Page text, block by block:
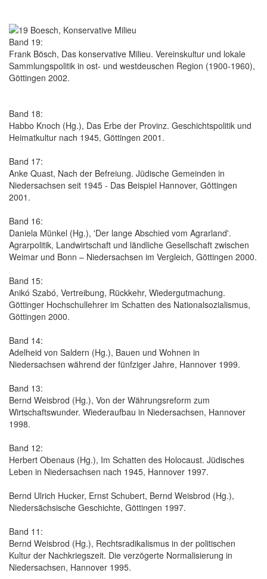
Band 19:
Frank Bösch, Das konservative Milieu. Vereinskultur und lokale
Sammlungspolitik in ost- und westdeuschen Region (1900-1960),
Göttingen 2002.
Band 18:
Habbo Knoch (Hg.), Das Erbe der Provinz. Geschichtspolitik und
Heimatkultur nach 1945, Göttingen 2001.
Band 17:
Anke Quast, Nach der Befreiung. Jüdische Gemeinden in
Niedersachsen seit 1945 - Das Beispiel Hannover, Göttingen
2001.
Band 16:
Daniela Münkel (Hg.), 'Der lange Abschied vom Agrarland'.
Agrarpolitik, Landwirtschaft und ländliche Gesellschaft zwischen
Weimar und Bonn – Niedersachsen im Vergleich, Göttingen 2000.
Band 15:
Anikó Szabó, Vertreibung, Rückkehr, Wiedergutmachung.
Göttinger Hochschullehrer im Schatten des Nationalsozialismus,
Göttingen 2000.
Band 14:
Adelheid von Saldern (Hg.), Bauen und Wohnen in
Niedersachsen während der fünfziger Jahre, Hannover 1999.
Band 13:
Bernd Weisbrod (Hg.), Von der Währungsreform zum
Wirtschaftswunder. Wiederaufbau in Niedersachsen, Hannover
1998.
Band 12:
Herbert Obenaus (Hg.), Im Schatten des Holocaust. Jüdisches
Leben in Niedersachsen nach 1945, Hannover 1997.
Bernd Ulrich Hucker, Ernst Schubert, Bernd Weisbrod (Hg.),
Niedersächsische Geschichte, Göttingen 1997.
Band 11:
Bernd Weisbrod (Hg.), Rechtsradikalismus in der politischen
Kultur der Nachkriegszeit. Die verzögerte Normalisierung in
Niedersachsen, Hannover 1995.